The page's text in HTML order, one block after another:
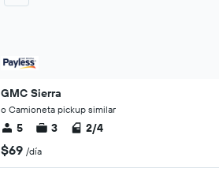
GMC Sierra
o Camioneta pickup similar
5 3 2/4
$69 /día